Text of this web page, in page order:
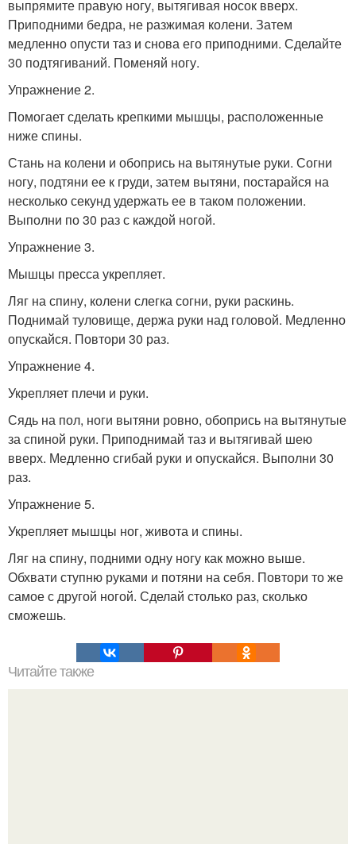
выпрямите правую ногу, вытягивая носок вверх.
Приподними бедра, не разжимая колени. Затем
медленно опусти таз и снова его приподними. Сделайте
30 подтягиваний. Поменяй ногу.
Упражнение 2.
Помогает сделать крепкими мышцы, расположенные
ниже спины.
Стань на колени и обопрись на вытянутые руки. Согни
ногу, подтяни ее к груди, затем вытяни, постарайся на
несколько секунд удержать ее в таком положении.
Выполни по 30 раз с каждой ногой.
Упражнение 3.
Мышцы пресса укрепляет.
Ляг на спину, колени слегка согни, руки раскинь.
Поднимай туловище, держа руки над головой. Медленно
опускайся. Повтори 30 раз.
Упражнение 4.
Укрепляет плечи и руки.
Сядь на пол, ноги вытяни ровно, обопрись на вытянутые
за спиной руки. Приподнимай таз и вытягивай шею
вверх. Медленно сгибай руки и опускайся. Выполни 30
раз.
Упражнение 5.
Укрепляет мышцы ног, живота и спины.
Ляг на спину, подними одну ногу как можно выше.
Обхвати ступню руками и потяни на себя. Повтори то же
самое с другой ногой. Сделай столько раз, сколько
сможешь.
Читайте также